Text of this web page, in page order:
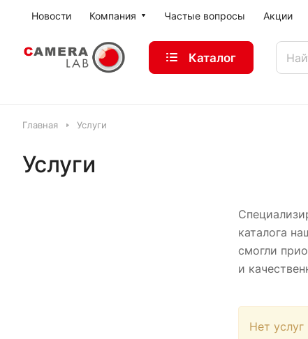
Новости Компания Частые вопросы Акции
Каталог
Главная Услуги
Услуги
каталога
смогли
и
Нет услуг